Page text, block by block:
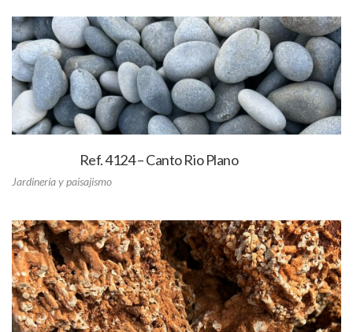
Ref. 4124 – Canto Rio Plano
Jardinería y paisajismo